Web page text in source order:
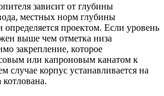
зависит от глубины
местных норм глубины
определяется проектом. Если уровень
выше чем отметка низа
закрепление, которое
или капроновым канатом к
случае корпус устанавливается на